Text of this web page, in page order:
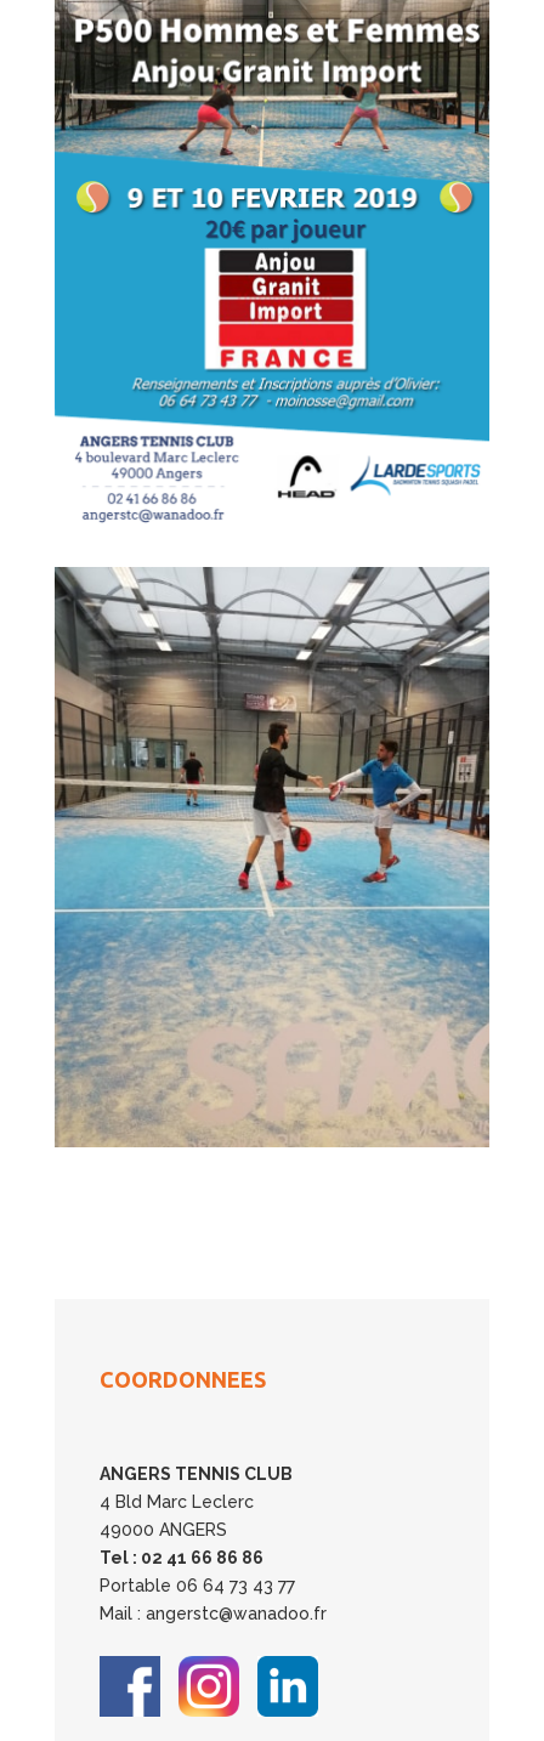
COORDONNEES
ANGERS TENNIS CLUB
4 Bld Marc Leclerc
49000 ANGERS
Tel : 02 41 66 86 86
Portable 06 64 73 43 77
Mail : angerstc@wanadoo.fr